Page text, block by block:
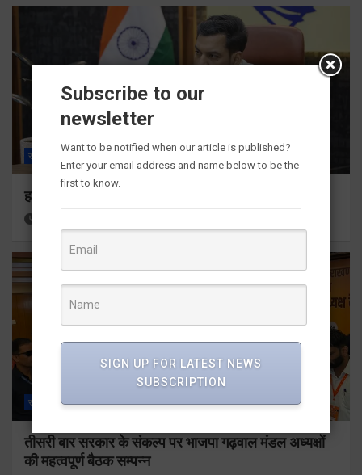
राज्य
हर घर तिरंगा अभियान को जन-जन तक पहुंचाने की तैयारी
राज्य ALL देहरादून
तीसरी बार सरकार के संकल्प पर भाजपा गढ़वाल मंडल अध्यक्षों
की महत्वपूर्ण बैठक सम्पन्न
Subscribe to our
newsletter
Want to be notified when our article is published?
Enter your email address and name below to be the
first to know.
SIGN UP FOR LATEST NEWS
SUBSCRIPTION